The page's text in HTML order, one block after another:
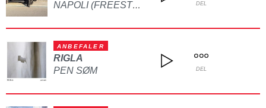
NAPOLI (FREESTYLE) DEL
ANBEFALER
RIGLA
PEN SØM
DEL